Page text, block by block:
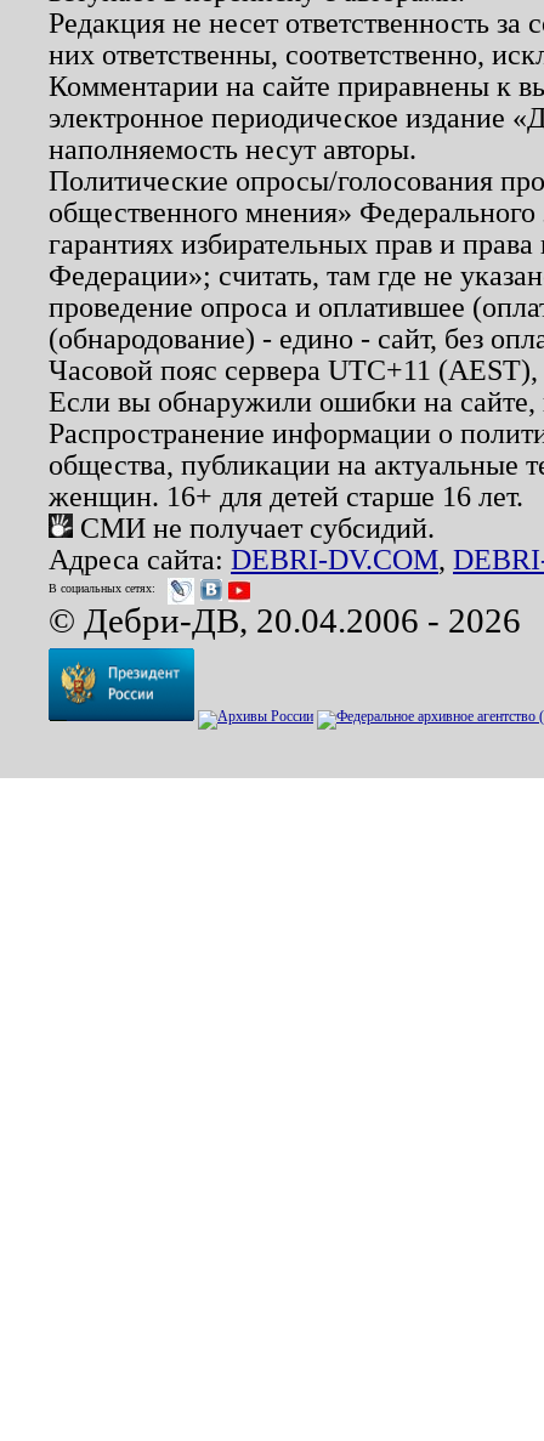
Редакция не несет ответственность
них ответственны, соответственно,
Комментарии на сайте приравнены к
электронное периодическое издание
наполняемость несут авторы.
Политические опросы/голосования
общественного мнения»
гарантиях избирательных прав и
Федерации»; считать, там где не
проведение опроса и оплатившее
(обнародование) - едино - сайт, без
Часовой пояс сервера UTC+11
Если вы обнаружили ошибки на
Распространение информации о
общества, публикации на актуальные
женщин. 16+ для детей старше 16 лет.
СМИ не получает субсидий.
Адреса сайта: DEBRI-DV.COM,
В социальных сетях:
© Дебри-ДВ, 20.04.2006 - 2026